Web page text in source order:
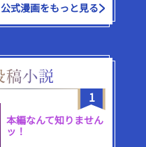
公式漫画をもっと見る
1
本編なんて知りません
ッ！